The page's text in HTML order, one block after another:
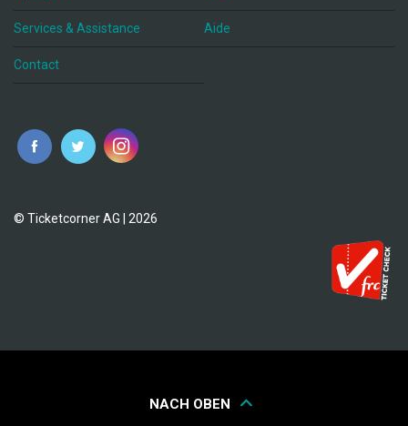
Services & Assistance Aide
Contact
fr
© Ticketcorner AG | 2026
NACH OBEN